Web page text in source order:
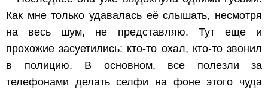
Как мне только удавалась её слышать, несмотря
на весь шум, не представляю. Тут еще и
прохожие засуетились: кто-то охал, кто-то звонил
в полицию. В основном, все полезли за
телефонами делать селфи на фоне этого чуда